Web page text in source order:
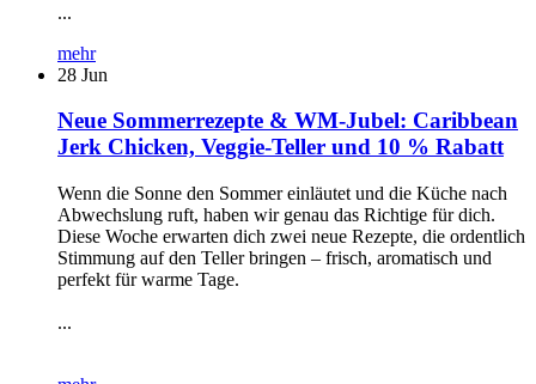
...
mehr
28 Jun
Neue Sommerrezepte & WM-Jubel: Caribbean
Jerk Chicken, Veggie-Teller und 10 % Rabatt
Wenn die Sonne den Sommer einläutet und die Küche nach
Abwechslung ruft, haben wir genau das Richtige für dich.
Diese Woche erwarten dich zwei neue Rezepte, die ordentlich
Stimmung auf den Teller bringen – frisch, aromatisch und
perfekt für warme Tage.
...